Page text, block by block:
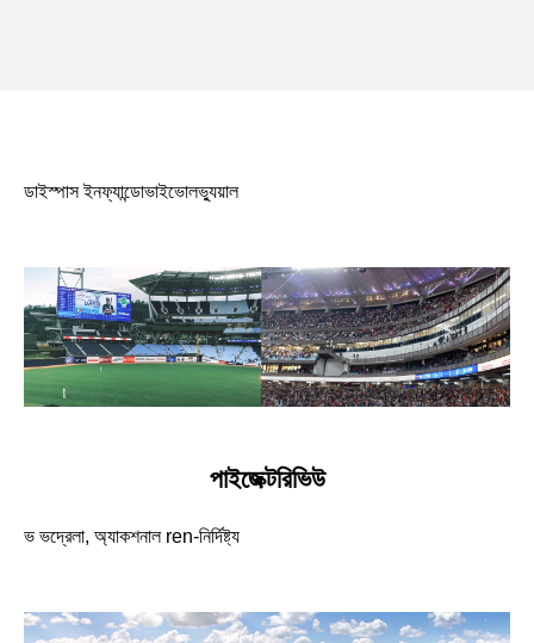
ডাইস্পাস ইনফ্যান্ডোভাইভোলভ্যুয়াল
পাইজেক্টরিভিউ
ভ ভদ্রেলা, অ্যাকশনাল ren-নির্দিষ্ট্য